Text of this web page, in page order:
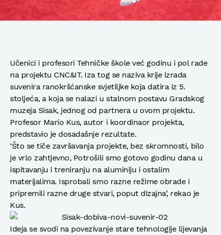
Učenici i profesori Tehničke škole već godinu i pol rade
na projektu CNC&IT. Iza tog se naziva krije izrada
suvenira ranokršćanske svjetiljke koja datira iz 5.
stoljeća, a koja se nalazi u stalnom postavu Gradskog
muzeja Sisak, jednog od partnera u ovom projektu.
Profesor Mario Kus, autor i koordinaor projekta,
predstavio je dosadašnje rezultate.
‘Što se tiče završavanja projekte, bez skromnosti, bilo
je vrlo zahtjevno, Potrošili smo gotovo godinu dana u
ispitavanju i treniranju na aluminiju i ostalim
materijalima. Isprobali smo razne režime obrade i
pripremili razne druge stvari, poput dizajna’, rekao je
Kus.
Ideja se svodi na povezivanje stare tehnologije lijevanja